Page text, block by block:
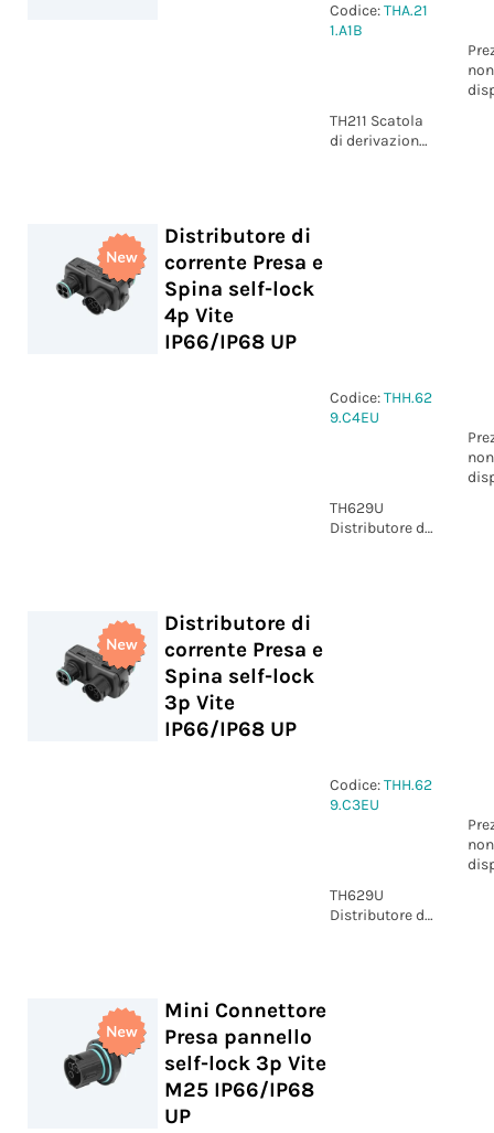
Codice:THA.21
1.A1B
non
TH211 Scatola
di derivazione
Distributore di
corrente Presa e
Spina self-lock
4p Vite
IP66/IP68 UP
Codice:THH.62
9.C4EU
non
TH629U
Distributore di
Distributore di
corrente Presa e
Spina self-lock
3p Vite
IP66/IP68 UP
Codice:THH.62
9.C3EU
non
TH629U
Distributore di
Mini Connettore
Presa pannello
self-lock 3p Vite
M25 IP66/IP68
UP